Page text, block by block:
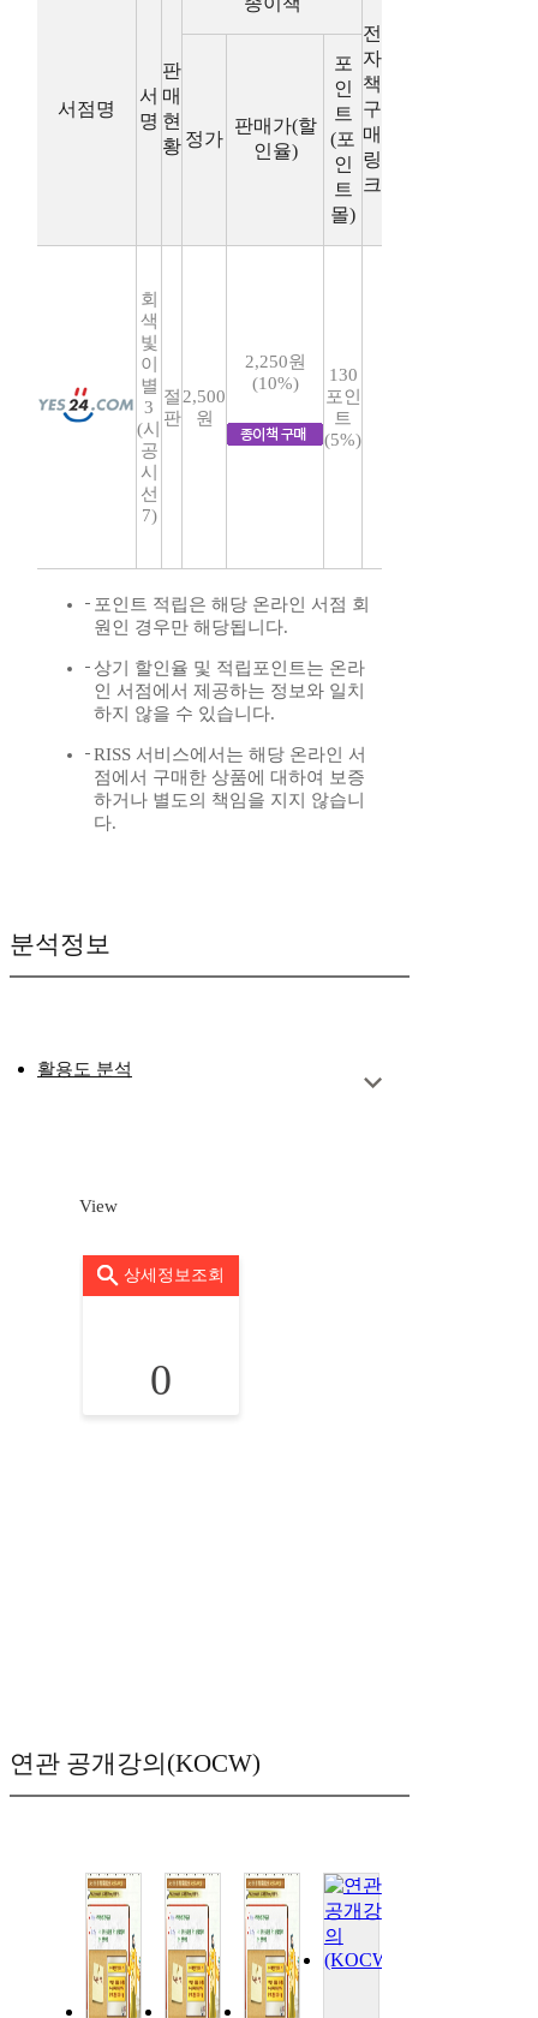
서점명
서
명
판
매
현
황
전
자
책
구
매
링
크
정가
판매가(할
인율)
포
인
트
(포
인
트
몰)
회
색
빛
이
별
3
(시
공
시
선
7)
절
판
2,500
원
2,250원
(10%)
130
포인
트
(5%)
포인트 적립은 해당 온라인 서점 회
원인 경우만 해당됩니다.
상기 할인율 및 적립포인트는 온라
인 서점에서 제공하는 정보와 일치
하지 않을 수 있습니다.
RISS 서비스에서는 해당 온라인 서
점에서 구매한 상품에 대하여 보증
하거나 별도의 책임을 지지 않습니
다.
분석정보
활용도 분석
View
상세정보조회
0
연관 공개강의(KOCW)